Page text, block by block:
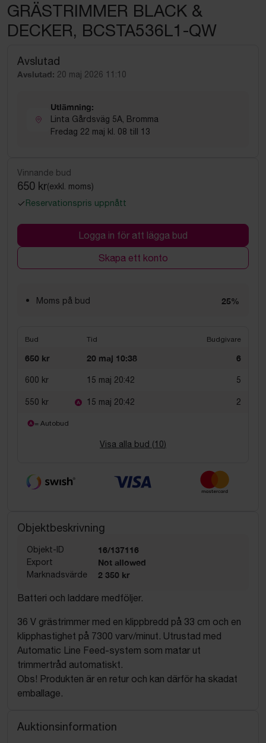
GRÄSTRIMMER BLACK &
DECKER, BCSTA536L1-QW
Avslutad
Avslutad: 20 maj 2026 11:10
Utlämning:
Linta Gårdsväg 5A, Bromma
Fredag 22 maj kl. 08 till 13
Vinnande bud
650 kr(exkl. moms)
Reservationspris uppnått
Logga in för att lägga bud
Skapa ett konto
Moms på bud 25%
Bud Tid Budgivare
650 kr 20 maj 10:38 6
600 kr 15 maj 20:42 5
550 kr 15 maj 20:42 2
= Autobud
Visa alla bud (10)
Objektbeskrivning
Objekt-ID 16/137116
Export Not allowed
Marknadsvärde 2 350 kr
Batteri och laddare medföljer.
36 V grästrimmer med en klippbredd på 33 cm och en
klipphastighet på 7300 varv/minut. Utrustad med
Automatic Line Feed-system som matar ut
trimmertråd automatiskt.
Obs! Produkten är en retur och kan därför ha skadat
emballage.
Auktionsinformation